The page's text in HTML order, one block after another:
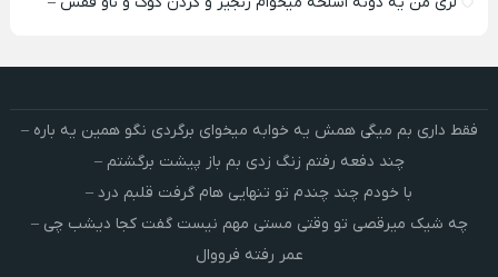
فقط داری بم میگی همش یه خوابه میخوای برگردی نگو همین یه باره –
چند دفعه رفتم زنگ زدی بم باز پیشت برگشتم –
با خودم چند چندم تو تنهایی هام گرفت قلبم درد –
چه شیک میرقصی تو وقتی مستی مهم نیست گفت کجا دیشب چی –
عمر رفته فرووال